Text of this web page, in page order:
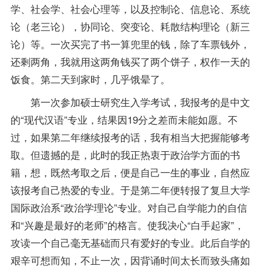
学、社会学、社会心理等，以及控制论、信息论、系统
论（老三论），协同论、突变论、耗散结构理论（新三
论）等。一次买完了书一算兜里的钱，除了车票钱外，
还剩两角，我就用这两角钱买了两个饼子，权作一天的
饭食。第二天到家时，几乎饿晕了。
第一次参加硕士研究生入学考试，我报考的是中文
的“现代汉语”专业，结果因19分之差而未能如愿。不
过，如果第二年继续报考的话，我有相当大把握能够考
取。但遗撼的是，此时的我正热衷于政治学方面的书
籍，想，既然考取之后，便是自己一生的事业，自然应
该报考自己热爱的专业。于是第二年便转报了复旦大学
国际政治系“政治学理论”专业。对自己自学能力的自信
和“兴趣是最好的老师”的格言。使我决心“白手起家”，
攻读一个自己毫无基础而只有爱好的专业。此后自学的
艰辛可想而知，不止一次，因背诵时间太长而致头痛如